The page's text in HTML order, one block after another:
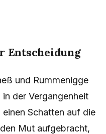
Entscheidung
und Rummenigge
der Vergangenheit
Schatten auf die
Mut aufgebracht,